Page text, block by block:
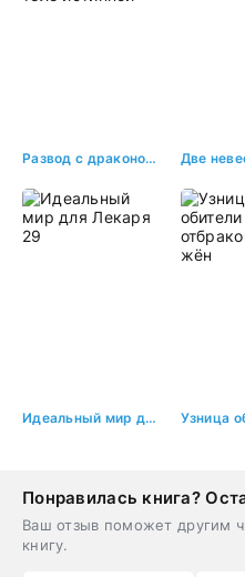
Развод с драконом, или попаданка в теле истинной
Идеальный мир для Лекаря 29
Понравилась книга?
Ваш отзыв поможет другим
книгу.